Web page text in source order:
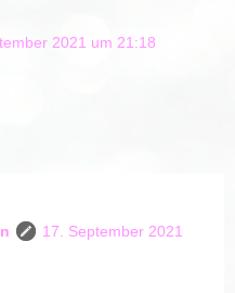
2021 um 21:18
17. September 2021